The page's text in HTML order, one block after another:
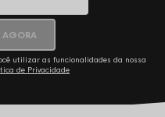
AGORA
utilizar as funcionalidades da nossa
de Privacidade